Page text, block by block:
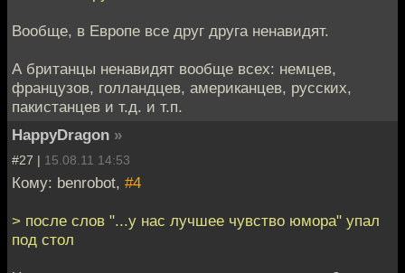
Вообще, в Европе все друг друга ненавидят.
А британцы ненавидят вообще всех: немцев,
французов, голландцев, американцев, русских,
пакистанцев и т.д. и т.п.
HappyDragon »
#27 | 15.08.11 14:53
Кому: benrobot, #4
> после слов "...у нас лучшее чувство юмора" упал
под стол